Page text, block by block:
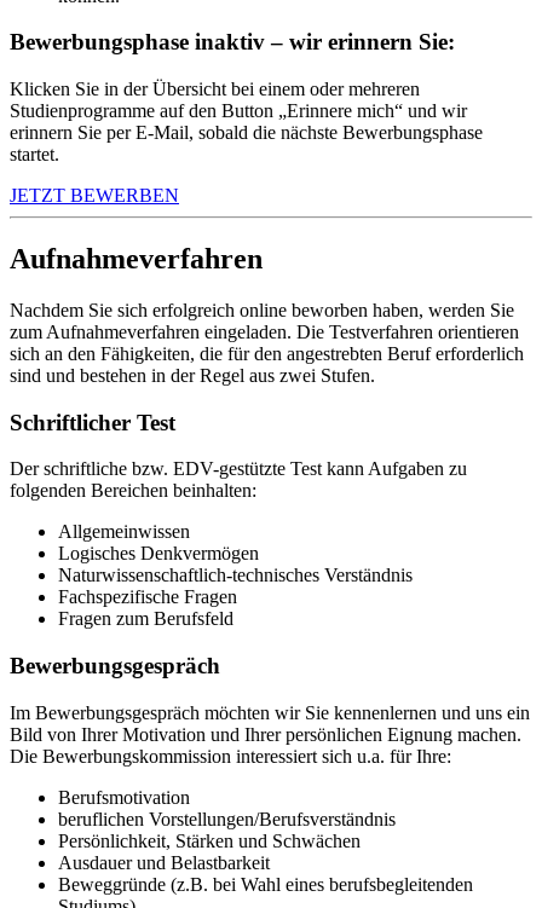
Bewerbungsphase inaktiv – wir erinnern Sie:
Klicken Sie in der Übersicht bei einem oder mehreren
Studienprogramme auf den Button „Erinnere mich“ und wir
erinnern Sie per E-Mail, sobald die nächste Bewerbungsphase
startet.
JETZT BEWERBEN
Aufnahmeverfahren
Nachdem Sie sich erfolgreich online beworben haben, werden Sie
zum Aufnahmeverfahren eingeladen. Die Testverfahren orientieren
sich an den Fähigkeiten, die für den angestrebten Beruf erforderlich
sind und bestehen in der Regel aus zwei Stufen.
Schriftlicher Test
Der schriftliche bzw. EDV-gestützte Test kann Aufgaben zu
folgenden Bereichen beinhalten:
Allgemeinwissen
Logisches Denkvermögen
Naturwissenschaftlich-technisches Verständnis
Fachspezifische Fragen
Fragen zum Berufsfeld
Bewerbungsgespräch
Im Bewerbungsgespräch möchten wir Sie kennenlernen und uns ein
Bild von Ihrer Motivation und Ihrer persönlichen Eignung machen.
Die Bewerbungskommission interessiert sich u.a. für Ihre:
Berufsmotivation
beruflichen Vorstellungen/Berufsverständnis
Persönlichkeit, Stärken und Schwächen
Ausdauer und Belastbarkeit
Beweggründe (z.B. bei Wahl eines berufsbegleitenden